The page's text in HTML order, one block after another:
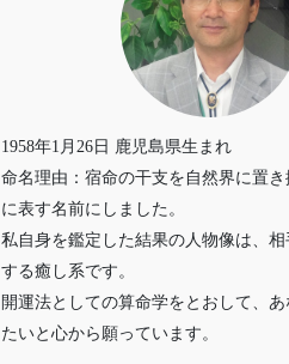
1958年1月26日 鹿児島県生まれ
命名理由：宿命の干支を自然界に置
に表す名前にしました。
私自身を鑑定した結果の人物像は、
する癒し系です。
開運法としての算命学をとおして、
たいと心から願っています。